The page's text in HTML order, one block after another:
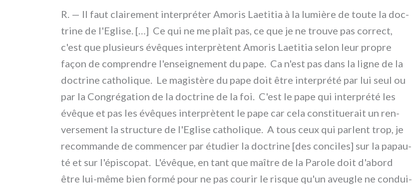
R. — Il faut clai­re­ment inter­pré­ter Amoris Laetitia à la lumiè­re de tou­te la doc­
tri­ne de l'Eglise. […] Ce qui ne me plaît pas, ce que je ne trou­ve pas cor­rect,
c'est que plu­sieurs évê­ques inter­prè­tent Amoris Laetitia selon leur pro­pre
façon de com­pren­dre l'enseignement du pape. Ca n'est pas dans la ligne de la
doc­tri­ne catho­li­que. Le magi­stè­re du pape doit être inter­pré­té par lui seul ou
par la Congrégation de la doc­tri­ne de la foi. C'est le pape qui inter­pré­té les
évê­que et pas les évê­ques inter­prè­tent le pape car cela con­sti­tue­rait un ren­
ver­se­ment la struc­tu­re de l'Eglise catho­li­que. A tous ceux qui par­lent trop, je
recom­man­de de com­men­cer par étu­dier la doc­tri­ne [des con­ci­les] sur la papau­
té et sur l'épiscopat. L'évêque, en tant que maî­tre de la Parole doit d'abord
être lui-même bien for­mé pour ne pas cou­rir le risque qu'un aveu­gle ne con­dui­